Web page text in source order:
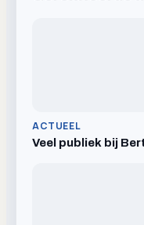
ACTUEEL
Veel publiek bij